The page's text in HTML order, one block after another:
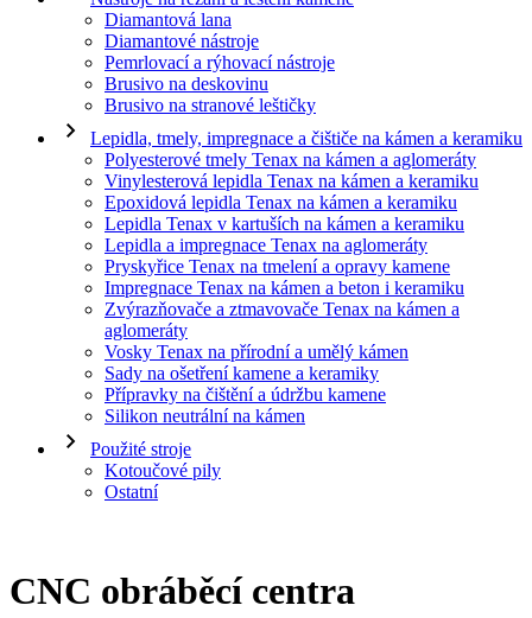
Diamantová lana
Diamantové nástroje
Pemrlovací a rýhovací nástroje
Brusivo na deskovinu
Brusivo na stranové leštičky
Lepidla, tmely, impregnace a čištiče na kámen a keramiku
Polyesterové tmely Tenax na kámen a aglomeráty
Vinylesterová lepidla Tenax na kámen a keramiku
Epoxidová lepidla Tenax na kámen a keramiku
Lepidla Tenax v kartuších na kámen a keramiku
Lepidla a impregnace Tenax na aglomeráty
Pryskyřice Tenax na tmelení a opravy kamene
Impregnace Tenax na kámen a beton i keramiku
Zvýrazňovače a ztmavovače Tenax na kámen a
aglomeráty
Vosky Tenax na přírodní a umělý kámen
Sady na ošetření kamene a keramiky
Přípravky na čištění a údržbu kamene
Silikon neutrální na kámen
Použité stroje
Kotoučové pily
Ostatní
CNC obráběcí centra